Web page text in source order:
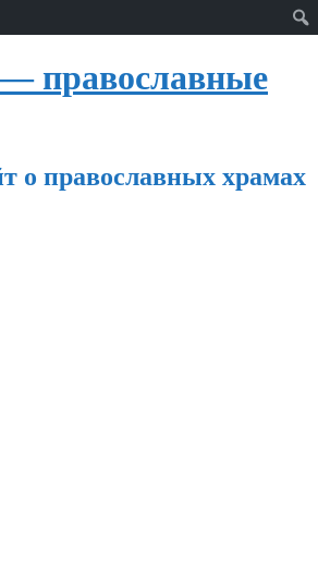
православные
о православных храмах